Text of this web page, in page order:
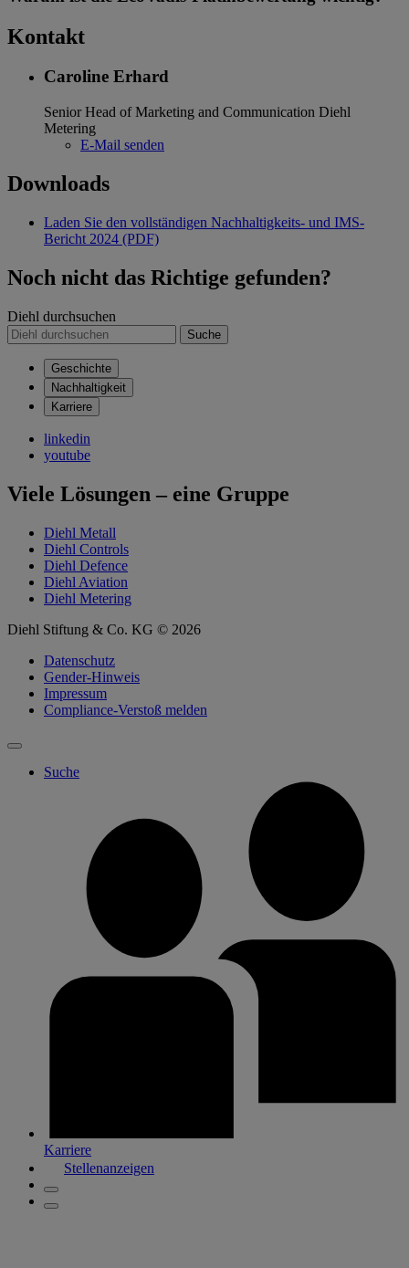
Kontakt
Caroline Erhard
Senior Head of Marketing and Communication Diehl
Metering
E-Mail senden
Downloads
Laden Sie den vollständigen Nachhaltigkeits- und IMS-
Bericht 2024 (PDF)
Noch nicht das Richtige gefunden?
Diehl durchsuchen
Suche
Geschichte
Nachhaltigkeit
Karriere
linkedin
youtube
Viele Lösungen – eine Gruppe
Diehl Metall
Diehl Controls
Diehl Defence
Diehl Aviation
Diehl Metering
Diehl Stiftung & Co. KG © 2026
Datenschutz
Gender-Hinweis
Impressum
Compliance-Verstoß melden
Suche
Karriere
Stellenanzeigen